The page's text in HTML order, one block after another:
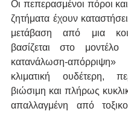
Οι πεπερασμένοι πόροι και
ζητήματα έχουν
μετάβαση από μια
βασίζεται στο μοντέλο
κατανάλωση-
κλιματική ουδέτερη,
βιώσιμη και πλήρως
απαλλαγμένη από